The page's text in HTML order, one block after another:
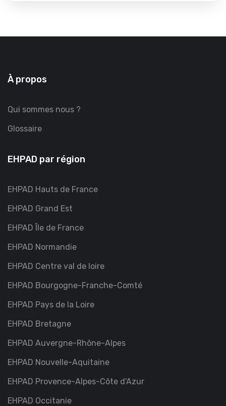
À propos
Qui sommes nous ?
Glossaire
EHPAD par région
EHPAD Hauts de France
EHPAD Grand Est
EHPAD Île de France
EHPAD Normandie
EHPAD Centre val de loire
EHPAD Bourgogne-Franche-Comté
EHPAD Pays de la Loire
EHPAD Bretagne
EHPAD Auvergne-Rhône-Alpes
EHPAD Nouvelle-Aquitaine
EHPAD Provence-Alpes-Côte d'Azur
EHPAD Occitanie